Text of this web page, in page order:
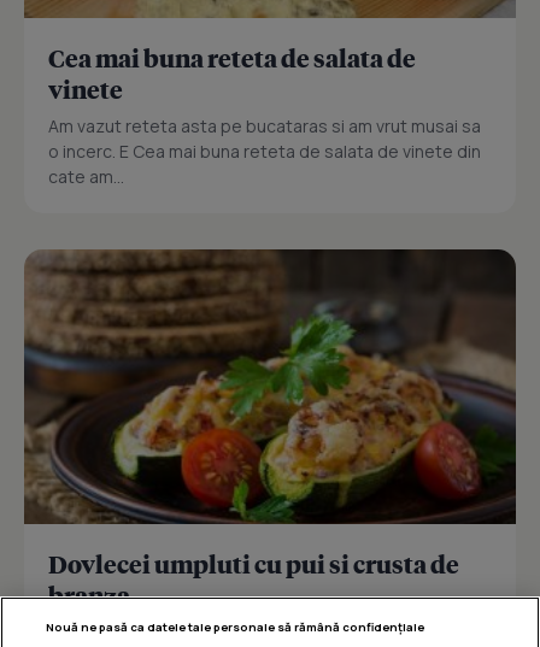
Cea mai buna reteta de salata de
vinete
Am vazut reteta asta pe bucataras si am vrut musai sa
o incerc. E Cea mai buna reteta de salata de vinete din
cate am...
Dovlecei umpluti cu pui si crusta de
branza
Reteta delicioasa de dovlecei umpluti cu pui si crusta
Nouă ne pasă ca datele tale personale să rămână confidențiale